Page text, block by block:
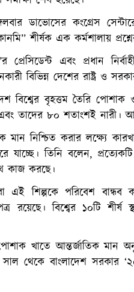
ডাভোসের কংগ্রেস
শীর্ষক এক কর্মশালায়
প্রেসিডেন্ট এবং প্রধান
বিভিন্ন দেশের রাষ্ট্র ও
বিশ্বের বৃহত্তম তৈরি
তাদের ৮০ শতাংশই নারী।
মান নিশ্চিত করার লক্ষ্যে
তিনি বলেন,
কাজ করছে।
শিল্পকে পরিবেশ বান্ধব
বিশ্বের ১০টি শীর্ষ
খাতে আন্তর্জাতিক মান
সাল থেকে বাংলাদেশ সরকার